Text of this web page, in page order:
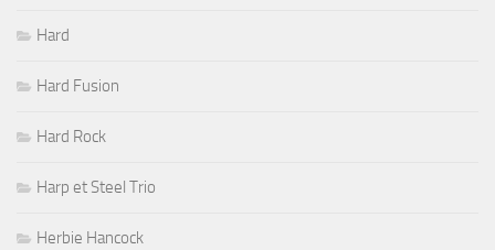
Hard
Hard Fusion
Hard Rock
Harp et Steel Trio
Herbie Hancock